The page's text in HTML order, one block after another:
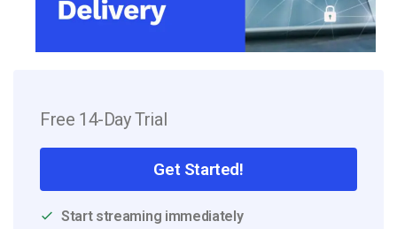
Free 14-Day Trial
Get Started!
Start streaming immediately